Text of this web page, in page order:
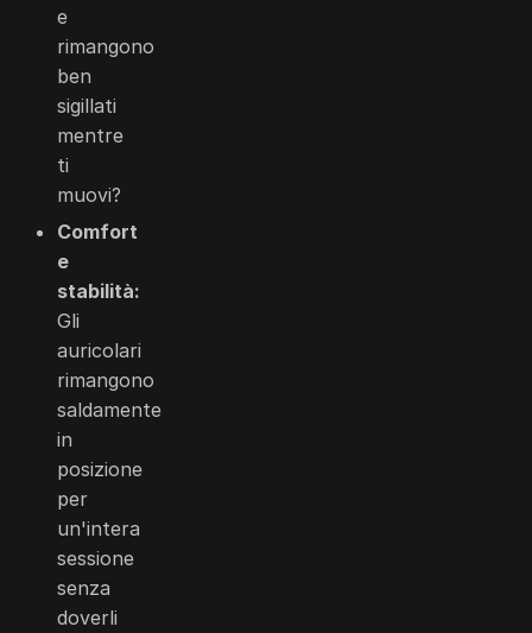
e
rimangono
ben
sigillati
mentre
ti
muovi?
Comfort
e
stabilità:
Gli
auricolari
rimangono
saldamente
in
posizione
per
un'intera
sessione
senza
doverli